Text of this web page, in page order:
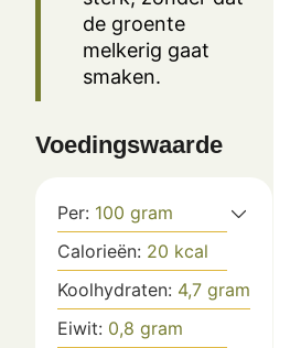
de groente
melkerig gaat
smaken.
Voedingswaarde
Per: 100 gram
Calorieën: 20 kcal
Koolhydraten: 4,7 gram
Eiwit: 0,8 gram